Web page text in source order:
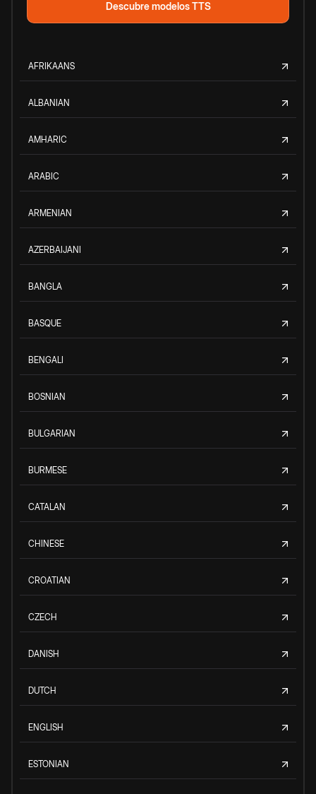
Descubre modelos TTS
AFRIKAANS
ALBANIAN
AMHARIC
ARABIC
ARMENIAN
AZERBAIJANI
BANGLA
BASQUE
BENGALI
BOSNIAN
BULGARIAN
BURMESE
CATALAN
CHINESE
CROATIAN
CZECH
DANISH
DUTCH
ENGLISH
ESTONIAN